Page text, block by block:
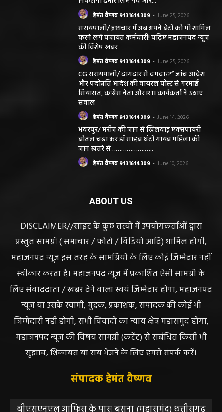
हेमंत वैष्णव 9131614309 - June 25, 2026
सरायपाली/ भ्रष्टाचार में अब अपने बेटों को भी शामिल
करने लगे पंचायत कर्मचारी! पढ़िए महाजनपद न्यूज
की विशेष खबर
हेमंत वैष्णव 9131614309 - June 25, 2026
CG सरायपाली/ दागदार से दमदार?” जांच आदेश
और पदोन्नति आदेश की वायरल पोस्ट से गरमाई
सियासत, कांग्रेस नेता और RTI कार्यकर्ता ने उठाए
सवाल
हेमंत वैष्णव 9131614309 - June 14, 2026
भंवरपुर/ मरीज की जान से खिलवाड़ एक्सपायरी
बोतल चढ़ा कर डॉ साहब घंटों गायब महिला की
जान खतरे से……………….…..
हेमंत वैष्णव 9131614309 - June 10, 2026
ABOUT US
DISCLAIMER//साइट के कुछ तत्वों में उपयोगकर्ताओं द्वारा
प्रस्तुत सामग्री ( समाचार / फोटो / विडियो आदि) शामिल होगी,
महाजनपद न्यूज इस तरह के सामग्रियों के लिए कोई जिम्मेदार नहीं
स्वीकार करता है। महाजनपद न्यूज में प्रकाशित ऐसी सामग्री के
लिए संवाददाता / खबर देने वाला स्वयं जिम्मेदार होगा, महाजनपद
न्यूज या उसके स्वामी, मुद्रक, प्रकाशक, संपादक की कोई भी
जिम्मेदारी नहीं होगी, सभी विवादों का न्याय क्षेत्र महासमुंद होगा,
महाजनपद न्यूज की विषय सामग्री (कटेंट) से संबंधित किसी भी
सुझाव, शिकायत या राय भेजने के लिए हमसे संपर्क करें।
संपादक हेमंत वैष्णव